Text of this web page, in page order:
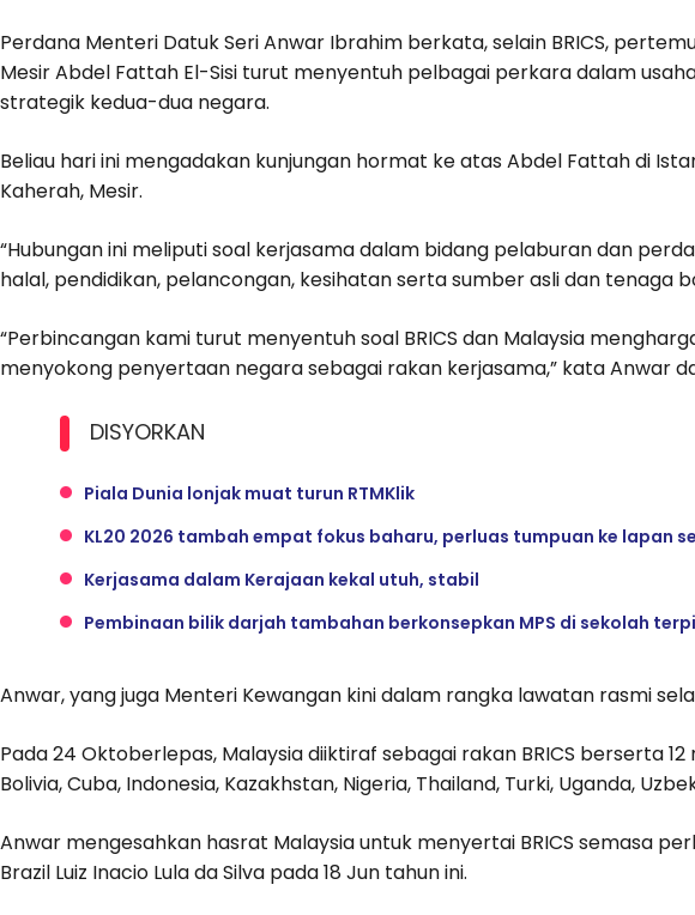
Perdana Menteri Datuk Seri Anwar Ibrahim berkata, selain BRICS,
Mesir Abdel Fattah El-Sisi turut menyentuh pelbagai perkara dalam
strategik kedua-dua negara.
Beliau hari ini mengadakan kunjungan hormat ke atas Abdel Fattah di
Kaherah, Mesir.
“Hubungan ini meliputi soal kerjasama dalam bidang pelaburan dan
halal, pendidikan, pelancongan, kesihatan serta sumber asli dan tenaga
“Perbincangan kami turut menyentuh soal BRICS dan Malaysia
menyokong penyertaan negara sebagai rakan kerjasama,” kata Anwar
DISYORKAN
Piala Dunia lonjak muat turun RTMKlik
KL20 2026 tambah empat fokus baharu, perluas tumpuan ke lapan
Kerjasama dalam Kerajaan kekal utuh, stabil
Pembinaan bilik darjah tambahan berkonsepkan MPS di sekolah
Anwar, yang juga Menteri Kewangan kini dalam rangka lawatan rasmi
Pada 24 Oktoberlepas, Malaysia diiktiraf sebagai rakan BRICS berserta
Bolivia, Cuba, Indonesia, Kazakhstan, Nigeria, Thailand, Turki, Uganda,
Anwar mengesahkan hasrat Malaysia untuk menyertai BRICS semasa
Brazil Luiz Inacio Lula da Silva pada 18 Jun tahun ini.